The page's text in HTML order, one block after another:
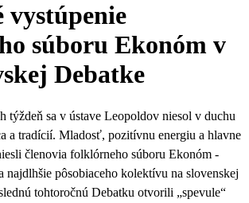
vystúpenie
súboru Ekonóm v
Debatke
týždeň sa v ústave Leopoldov niesol v duchu
a tradícií. Mladosť, pozitívnu energiu a hlavne
členovia folklórneho súboru Ekonóm -
najdlhšie pôsobiaceho kolektívu na slovenskej
tohtoročnú Debatku otvorili „spevule“